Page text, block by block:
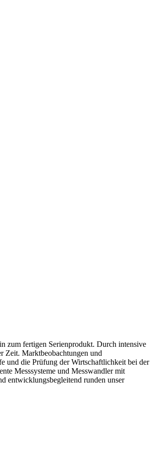
zum fertigen Serienprodukt. Durch intensive
Zeit. Marktbeobachtungen und
und die Prüfung der Wirtschaftlichkeit bei der
Messsysteme und Messwandler mit
entwicklungsbegleitend runden unser